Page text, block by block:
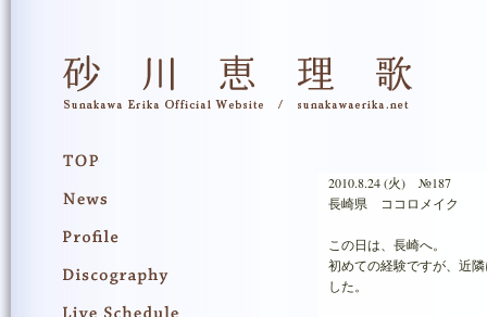
2010.8.24 (火) №187
長崎県 ココロメイク
この日は、長崎へ。
初めての経験ですが、近
した。